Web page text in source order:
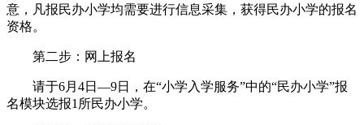
意，凡报民办小学均需要进行信息采集，获得民办小学的报名
资格。
第二步：网上报名
请于6月4日—9日，在“小学入学服务”中的“民办小学”报
名模块选报1所民办小学。